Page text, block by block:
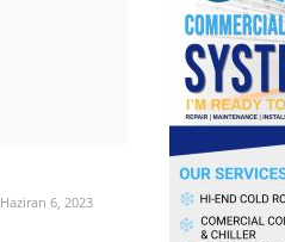
Haziran 6, 2023